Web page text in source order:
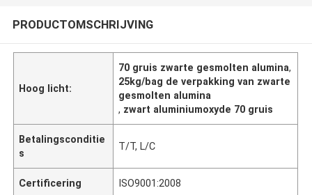
PRODUCTOMSCHRIJVING
Hoog licht:
70 gruis zwarte gesmolten alumina,
25kg/bag de verpakking van zwarte
gesmolten alumina
, zwart aluminiumoxyde 70 gruis
Betalingsconditie
s
T/T, L/C
Certificering ISO9001:2008